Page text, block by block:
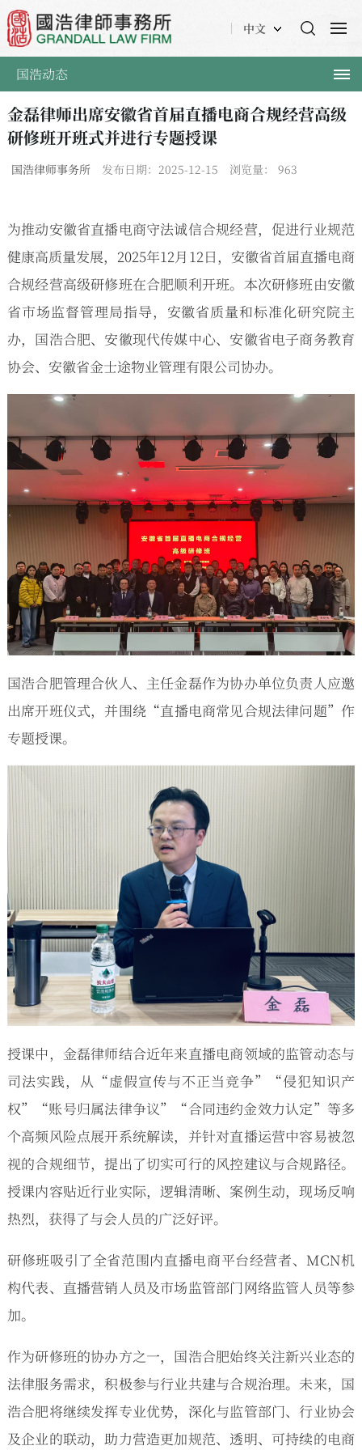
中文
国浩动态
金磊律师出席安徽省首届直播电商合规经营高级
研修班开班式并进行专题授课
国浩律师事务所 发布日期：2025-12-15 浏览量： 963
为推动安徽省直播电商守法诚信合规经营，促进行业规范
健康高质量发展，2025年12月12日，安徽省首届直播电商
合规经营高级研修班在合肥顺利开班。本次研修班由安徽
省市场监督管理局指导，安徽省质量和标准化研究院主
办，国浩合肥、安徽现代传媒中心、安徽省电子商务教育
协会、安徽省金士途物业管理有限公司协办。
国浩合肥管理合伙人、主任金磊作为协办单位负责人应邀
出席开班仪式，并围绕“直播电商常见合规法律问题”作
专题授课。
授课中，金磊律师结合近年来直播电商领域的监管动态与
司法实践，从“虚假宣传与不正当竞争”“侵犯知识产
权”“账号归属法律争议”“合同违约金效力认定”等多
个高频风险点展开系统解读，并针对直播运营中容易被忽
视的合规细节，提出了切实可行的风控建议与合规路径。
授课内容贴近行业实际，逻辑清晰、案例生动，现场反响
热烈，获得了与会人员的广泛好评。
研修班吸引了全省范围内直播电商平台经营者、MCN机
构代表、直播营销人员及市场监管部门网络监管人员等参
加。
作为研修班的协办方之一，国浩合肥始终关注新兴业态的
法律服务需求，积极参与行业共建与合规治理。未来，国
浩合肥将继续发挥专业优势，深化与监管部门、行业协会
及企业的联动，助力营造更加规范、透明、可持续的电商